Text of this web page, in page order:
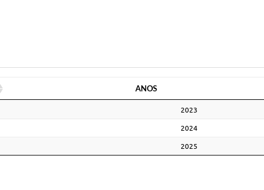
ANOS
ANOS
2023
2024
2025